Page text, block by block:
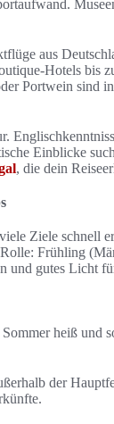
aus
Hotels bis
Portwein sind
Einblicke
, die dein
Ziele schnell
Frühling
und gutes Licht
heiß und
der